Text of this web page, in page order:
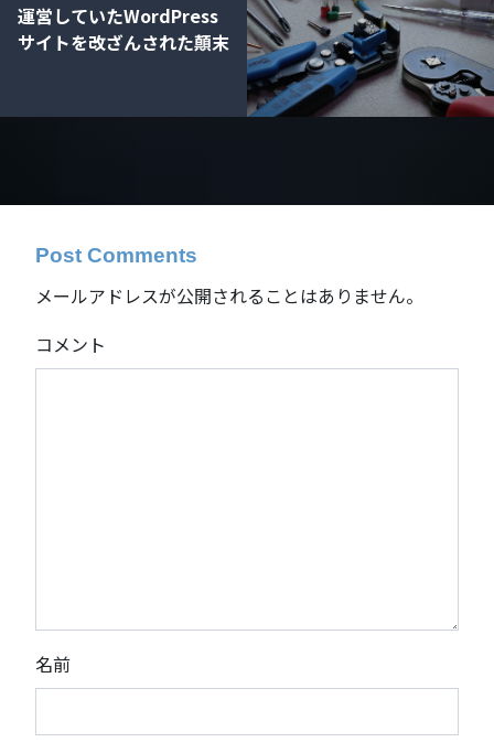
運営していたWordPress
サイトを改ざんされた顛末
Post Comments
メールアドレスが公開されることはありません。
コメント
名前